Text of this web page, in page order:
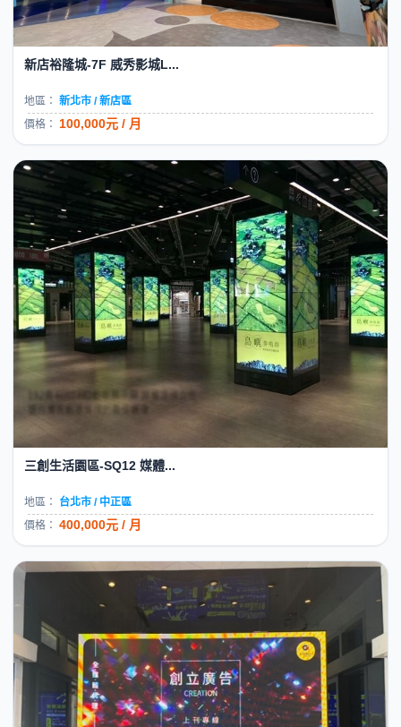
新店裕隆城-7F 威秀影城L...
地區： 新北市 / 新店區
價格： 100,000元 / 月
三創生活園區-SQ12 媒體...
地區：
台北市 / 中正區
價格： 400,000元 / 月